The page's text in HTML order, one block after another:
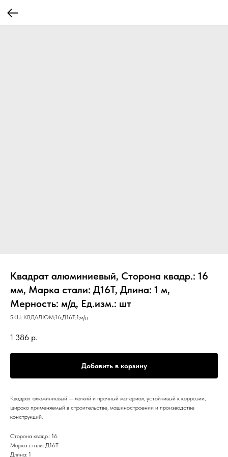
Квадрат алюминиевый, Сторона квадр.: 16
мм, Марка стали: Д16Т, Длина: 1 м,
Мерность: м/д, Ед.изм.: шт
SKU: КВДАЛЮМ;16;Д16Т;1;м/д
1 386 р.
Добавить в корзину
Квадрат алюминиевый — лёгкий и прочный материал, устойчивый к коррозии,
широко применяемый в строительстве, машиностроении и производстве
конструкций.
Сторона квадр.: 16
Марка стали: Д16Т
Длина: 1